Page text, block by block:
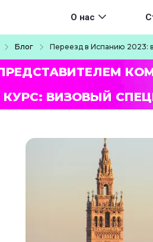
Main navigation
О нас
Блог Переезд в Испанию 2023:
КУРС: ВИЗОВЫЙ